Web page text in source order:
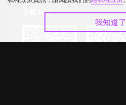
下載 APP
我知道了